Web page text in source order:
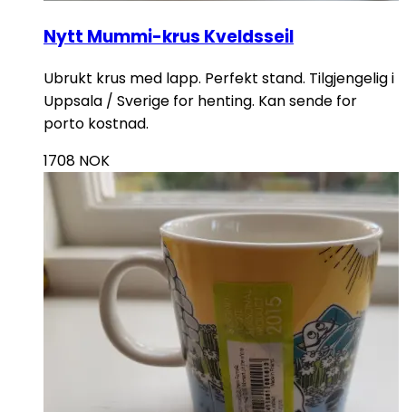
Nytt Mummi-krus Kveldsseil
Ubrukt krus med lapp. Perfekt stand. Tilgjengelig i
Uppsala / Sverige for henting. Kan sende for
porto kostnad.
1708 NOK